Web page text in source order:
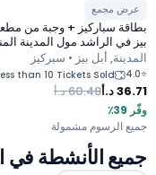
مجمع
سباركيز + وجبة من مطعم أبل
الراشد مول المدينة المنورة
أبل بيز • سبركيز
Less than 10 Tickets Sold
د.أ60.48د.أ
الرسوم مشمولة
الأنشطة في